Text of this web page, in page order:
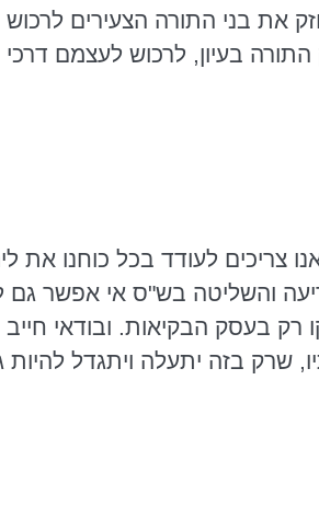
את בני התורה הצעירים
התורה בעיון, לרכוש לעצמם
צריכים לעודד בכל כוחנו את
והשליטה בש"ס אי אפשר גם
בעסק הבקיאות. ובודאי חייב
שרק בזה יתעלה ויתגדל להיות